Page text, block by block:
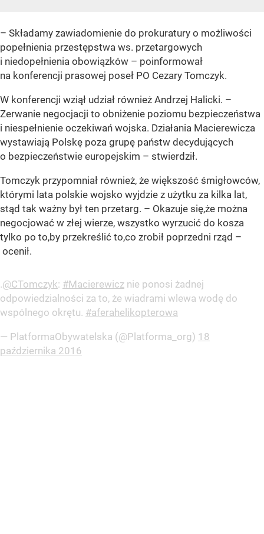
– Składamy zawiadomienie do prokuratury o możliwości
popełnienia przestępstwa ws. przetargowych
i niedopełnienia obowiązków – poinformował
na konferencji prasowej poseł PO Cezary Tomczyk.
W konferencji wziął udział również Andrzej Halicki. –
Zerwanie negocjacji to obniżenie poziomu bezpieczeństwa
i niespełnienie oczekiwań wojska. Działania Macierewicza
wystawiają Polskę poza grupę państw decydujących
o bezpieczeństwie europejskim – stwierdził.
Tomczyk przypomniał również, że większość śmigłowców,
którymi lata polskie wojsko wyjdzie z użytku za kilka lat,
stąd tak ważny był ten przetarg. – Okazuje się,że można
negocjować w złej wierze, wszystko wyrzucić do kosza
tylko po to,by przekreślić to,co zrobił poprzedni rząd –
ocenił.
.@CTomczyk: #Macierewicz nie ponosi żadnej
odpowiedzialności za to, że wiadrami wlewa wodę do
wspólnego okrętu. #aferahelikopterowa
— PlatformaObywatelska (@Platforma_org) 18
października 2016